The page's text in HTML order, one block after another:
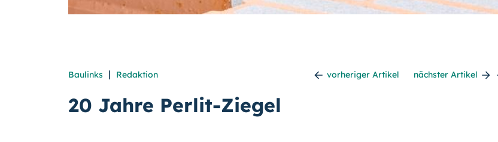
Baulinks | Redaktion vorheriger Artikel nächster Artikel
20 Jahre Perlit-Ziegel